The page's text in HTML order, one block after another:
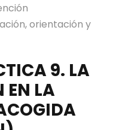
orientación y
9. LA
EN LA